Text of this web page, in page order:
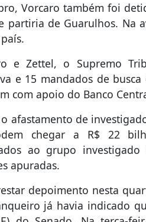
Vorcaro também foi
de Guarulhos. Na
e Zettel, o Supremo
e 15 mandados de
com apoio do Banco
afastamento de
chegar a R$ 22
ao grupo investigado
apuradas.
depoimento nesta
já havia indicado